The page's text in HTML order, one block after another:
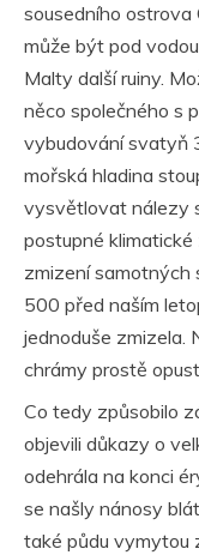
sousedního ostrova
může být pod
Malty další ruiny.
něco společného s
vybudování svatyň
mořská hladina
vysvětlovat nálezy
postupné
zmizení samotných
500 před naším
jednoduše zmizela.
chrámy prostě
Co tedy způsobilo
objevili důkazy o
odehrála na konci
se našly nánosy
také půdu vymytou